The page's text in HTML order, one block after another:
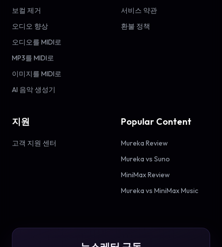
보컬 제거
오디오 향상
오디오를 MIDI로
MP3를 MIDI로
이미지를 MIDI로
AI 음악 생성기
서비스 약관
환불 정책
지원
고객 지원 센터
Popular Content
Mureka Review
Mureka vs Suno
MiniMax Review
Mureka vs MiniMax Music